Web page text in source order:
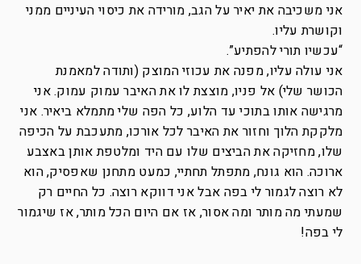
אני משכיבה את יאיר על הגב, מורידה את כיסוי העיניים ממני
וקושרת עליו.
“עכשיו תורי להפתיע”.
אני עולה עליו, מפנה את עכוזי המוצק (ותודה למאמנת
הכושר שלי) אל פניו, מוצצת לו את האיבר עמוק עמוק. אני
מרגישה אותו בתוכי עד הלוע, כל הפה שלי מתמלא ביאיר. אני
מלקקת הלוך וחזור את האיבר לכל אורכו, מתעכבת על הכיפה
שלו, מחזיקה את הביצים שלו עם היד ומלטפת אותן באצבע
ארוכה. הוא גונח, מתפתל תחתיי, כמעט מתחנן שאפסיק, הוא
לא רוצה לגמור לי בפה אבל אני דווקא רוצה. כל החיים רק
שמעתי מה מותר ומה אסור, אז אם היום הכל מותר, אז שיגמור
לי בפה!